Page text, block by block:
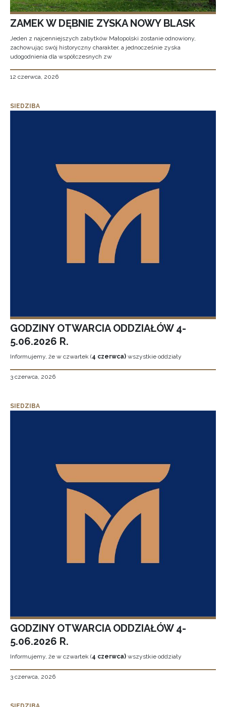
ZAMEK W DĘBNIE ZYSKA NOWY BLASK
Jeden z najcenniejszych zabytków Małopolski zostanie odnowiony,
zachowując swój historyczny charakter, a jednocześnie zyska
udogodnienia dla współczesnych zw
12 czerwca, 2026
SIEDZIBA
GODZINY OTWARCIA ODDZIAŁÓW 4-
5.06.2026 R.
Informujemy, że w czwartek (4 czerwca) wszystkie oddziały
3 czerwca, 2026
SIEDZIBA
GODZINY OTWARCIA ODDZIAŁÓW 4-
5.06.2026 R.
Informujemy, że w czwartek (4 czerwca) wszystkie oddziały
3 czerwca, 2026